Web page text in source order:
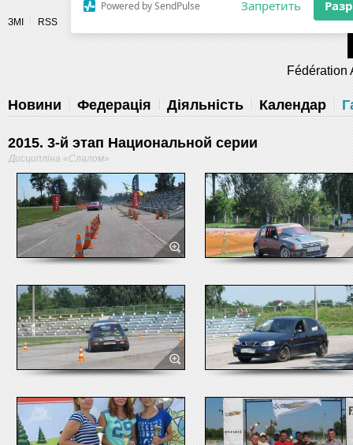
Разрешите сайту fau.ua
уведомления на рабочий стол
ЗМІ RSS
Fédération
Новини Федерація Діяльність Календар
2015. 3-й этап Национальной серии
Дисципліна «Слалом»